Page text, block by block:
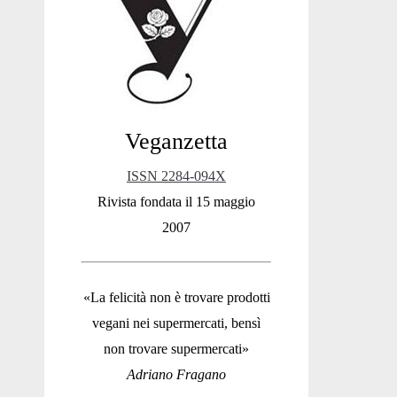
Sidebar
Veganzetta
ISSN 2284-094X
Rivista fondata il 15 maggio
2007
«La felicità non è trovare prodotti
vegani nei supermercati, bensì
non trovare supermercati»
Adriano Fragano